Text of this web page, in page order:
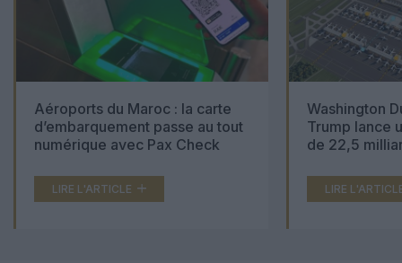
Aéroports du Maroc : la carte
d’embarquement passe au tout
numérique avec Pax Check
LIRE L'ARTICLE
Washington
Trump lance
de 22,5
LIRE